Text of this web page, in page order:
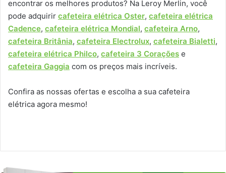
encontrar os melhores produtos? Na Leroy Merlin, você
pode adquirir cafeteira elétrica Oster, cafeteira elétrica
Cadence, cafeteira elétrica Mondial, cafeteira Arno,
cafeteira Britânia, cafeteira Electrolux, cafeteira Bialetti,
cafeteira elétrica Philco, cafeteira 3 Corações e
cafeteira Gaggia com os preços mais incríveis.
Confira as nossas ofertas e escolha a sua cafeteira
elétrica agora mesmo!